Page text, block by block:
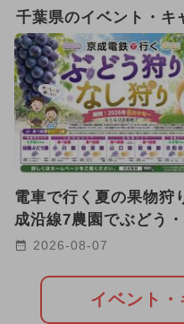
千葉県のイベント・キ
電車で行く夏の果物狩
成沿線7農園でぶどう
狩り体験 アンケート
2026-08-07
イベント